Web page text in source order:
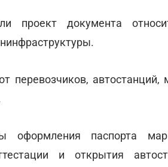
проект документа
перевозчиков, автостанций,
оформления паспорта
и открытия